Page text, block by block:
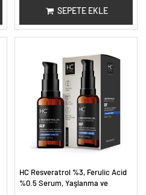
SEPETE EKLE
HC Resveratrol %3, Ferulic Acid
%0.5 Serum, Yaşlanma ve